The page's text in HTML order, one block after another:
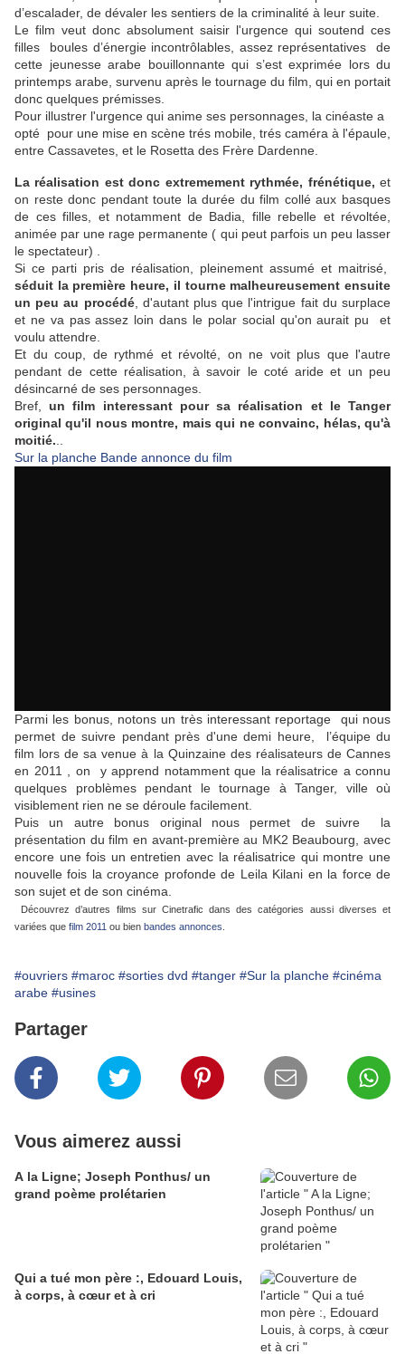
d’escalader, de dévaler les sentiers de la criminalité à leur suite.
Le film veut donc absolument saisir l'urgence qui soutend ces
filles boules d’énergie incontrôlables, assez représentatives de
cette jeunesse arabe bouillonnante qui s’est exprimée lors du
printemps arabe, survenu après le tournage du film, qui en portait
donc quelques prémisses.
Pour illustrer l'urgence qui anime ses personnages, la cinéaste a
opté pour une mise en scène trés mobile, trés caméra à l'épaule,
entre Cassavetes, et le Rosetta des Frère Dardenne.
La réalisation est donc extremement rythmée, frénétique, et
on reste donc pendant toute la durée du film collé aux basques
de ces filles, et notamment de Badia, fille rebelle et révoltée,
animée par une rage permanente ( qui peut parfois un peu lasser
le spectateur) .
Si ce parti pris de réalisation, pleinement assumé et maitrisé,
séduit la première heure, il tourne malheureusement ensuite
un peu au procédé, d'autant plus que l'intrigue fait du surplace
et ne va pas assez loin dans le polar social qu'on aurait pu et
voulu attendre.
Et du coup, de rythmé et révolté, on ne voit plus que l'autre
pendant de cette réalisation, à savoir le coté aride et un peu
désincarné de ses personnages.
Bref,un film interessant pour sa réalisation et le Tanger
original qu'il nous montre, mais qui ne convainc, hélas, qu'à
moitié.
Sur la planche Bande annonce du film
Parmi les bonus, notons un très interessant reportage qui nous
permet de suivre pendant près d'une demi heure, l’équipe du
film lors de sa venue à la Quinzaine des réalisateurs de Cannes
en 2011 , on y apprend notamment que la réalisatrice a connu
quelques problèmes pendant le tournage à Tanger, ville où
visiblement rien ne se déroule facilement.
Puis un autre bonus original nous permet de suivre la
présentation du film en avant-première au MK2 Beaubourg, avec
encore une fois un entretien avec la réalisatrice qui montre une
nouvelle fois la croyance profonde de Leila Kilani en la force de
son sujet et de son cinéma.
Découvrez d’autres films sur Cinetrafic dans des catégories aussi diverses et
variées que film 2011 ou bien bandes annonces
#ouvriers #maroc #sorties dvd #tanger #Sur la planche #cinéma
arabe #usines
Partager
Vous aimerez aussi
A la Ligne; Joseph Ponthus/ un
grand poème prolétarien
Qui a tué mon père :, Edouard Louis,
à corps, à cœur et à cri